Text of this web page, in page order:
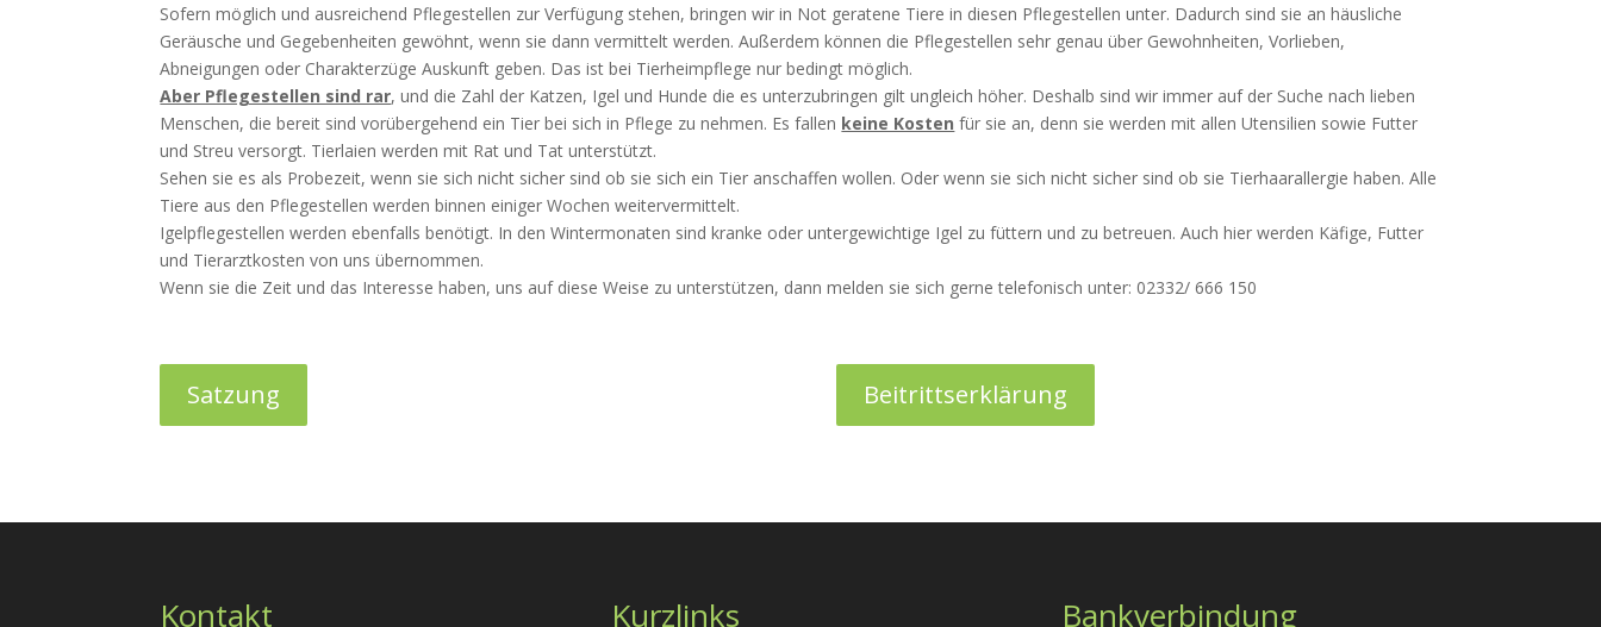
Sofern möglich und ausreichend Pflegestellen zur Verfügung stehen, bringen wir in Not geratene Tiere in diesen Pflegestellen unter. Dadurch sind sie an häusliche
Geräusche und Gegebenheiten gewöhnt, wenn sie dann vermittelt werden. Außerdem können die Pflegestellen sehr genau über Gewohnheiten, Vorlieben,
Abneigungen oder Charakterzüge Auskunft geben. Das ist bei Tierheimpflege nur bedingt möglich.
Aber Pflegestellen sind rar, und die Zahl der Katzen, Igel und Hunde die es unterzubringen gilt ungleich höher. Deshalb sind wir immer auf der Suche nach lieben
Menschen, die bereit sind vorübergehend ein Tier bei sich in Pflege zu nehmen. Es fallen keine Kosten für sie an, denn sie werden mit allen Utensilien sowie Futter
und Streu versorgt. Tierlaien werden mit Rat und Tat unterstützt.
Sehen sie es als Probezeit, wenn sie sich nicht sicher sind ob sie sich ein Tier anschaffen wollen. Oder wenn sie sich nicht sicher sind ob sie Tierhaarallergie haben. Alle
Tiere aus den Pflegestellen werden binnen einiger Wochen weitervermittelt.
Igelpflegestellen werden ebenfalls benötigt. In den Wintermonaten sind kranke oder untergewichtige Igel zu füttern und zu betreuen. Auch hier werden Käfige, Futter
und Tierarztkosten von uns übernommen.
Wenn sie die Zeit und das Interesse haben, uns auf diese Weise zu unterstützen, dann melden sie sich gerne telefonisch unter: 02332/ 666 150
Satzung Beitrittserklärung
Kontakt Kurzlinks Bankverbindung